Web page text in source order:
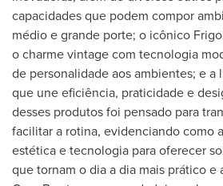
capacidades que podem compor
médio e grande porte; o icônico
o charme vintage com tecnologia
de personalidade aos ambientes; e a
que une eficiência, praticidade e
desses produtos foi pensado para
facilitar a rotina, evidenciando como
estética e tecnologia para oferecer
que tornam o dia a dia mais prático e